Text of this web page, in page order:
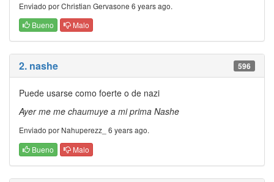
Enviado por Christian Gervasone 6 years ago.
Bueno
Malo
2. nashe 596
Puede usarse como foerte o de nazi
Ayer me me chaumuye a mi prima Nashe
Enviado por Nahuperezz_ 6 years ago.
Bueno
Malo